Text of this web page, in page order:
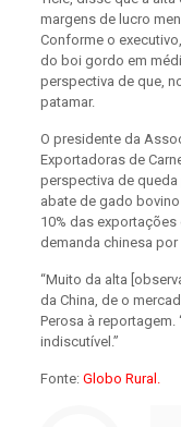
margens de lucro
Conforme o
do boi gordo em
perspectiva de que,
patamar.
O presidente da
Exportadoras de
perspectiva de
abate de gado
10% das
demanda chinesa por
“Muito da alta
da China, de o
Perosa à
indiscutível.”
Fonte: Globo Rural.